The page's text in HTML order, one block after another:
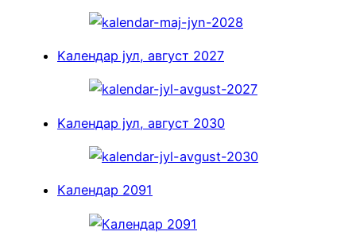
Kалендар јул, август 2027
Kалендар јул, август 2030
Календар 2091